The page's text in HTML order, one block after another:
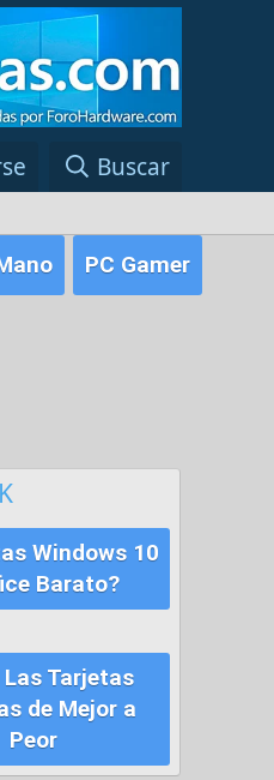
Buscar
PC Gamer
Windows 10
Barato?
Las Tarjetas
de Mejor a
Peor